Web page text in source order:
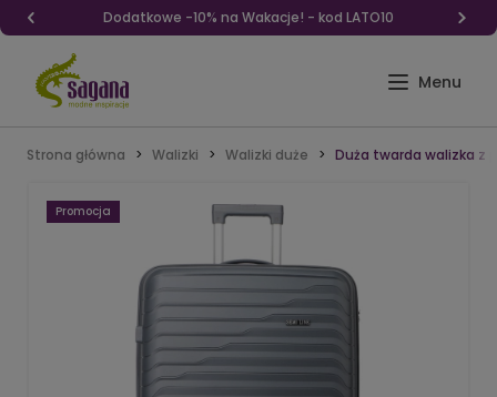
Dodatkowe -10% na Wakacje! - kod LATO10
Strona główna Walizki Walizki duże Duża twarda walizka z
Promocja